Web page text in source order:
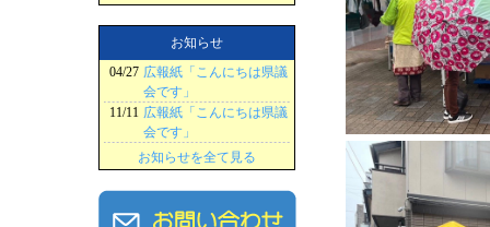
お知らせ
04/27 広報紙「こんにちは県議
会です」
11/11 広報紙「こんにちは県議
会です」
お知らせを全て見る